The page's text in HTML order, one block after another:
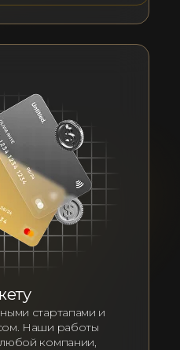
стартапами и
Наши работы
компании,